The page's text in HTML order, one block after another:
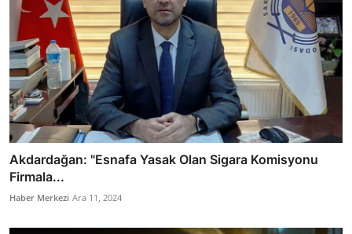
Akdardağan: "Esnafa Yasak Olan Sigara Komisyonu
Firmala...
Haber Merkezi Ara 11, 2024